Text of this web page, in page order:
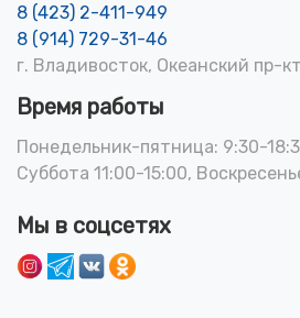
8 (423) 2-411-949
8 (914) 729-31-46
г. Владивосток, Океанский пр-
Время работы
Понедельник-пятница: 9:30-
Суббота 11:00-15:00,
Мы в соцсетях